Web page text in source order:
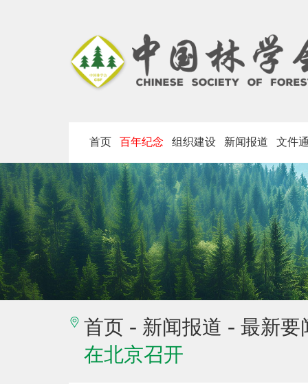
首页 百年纪念 组织建设 新闻报道 文件
首页 - 新闻报道 - 最新要
在北京召开